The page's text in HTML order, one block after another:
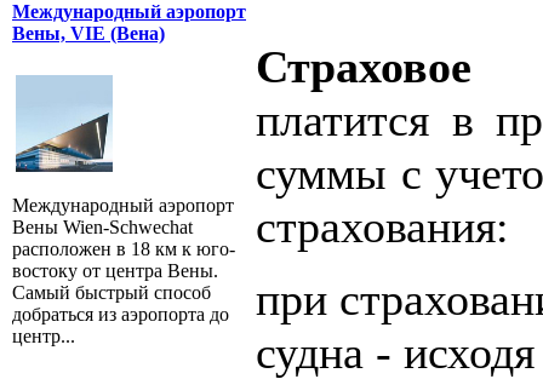
Международный аэропорт
Вены, VIE (Вена)
Международный аэропорт
Вены Wien-Schwechat
расположен в 18 км к юго-
востоку от центра Вены.
Самый быстрый способ
добраться из аэропорта до
центр...
платится в
суммы с
страхования:
при
судна -